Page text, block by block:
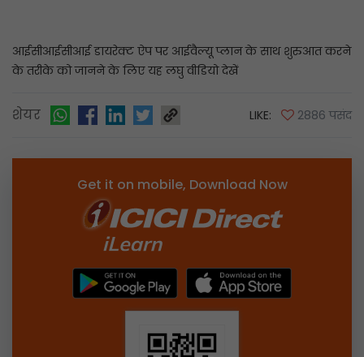
आईसीआईसीआई डायरेक्ट ऐप पर आईवैल्यू प्लान के साथ शुरुआत करने
के तरीके को जानने के लिए यह लघु वीडियो देखें
शेयर LIKE: 2886 पसंद
Get it on mobile, Download Now